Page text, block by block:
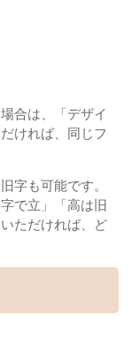
合は、「デザイ
ければ、同じフ
字も可能です。
で立」「高は旧
ただければ、ど